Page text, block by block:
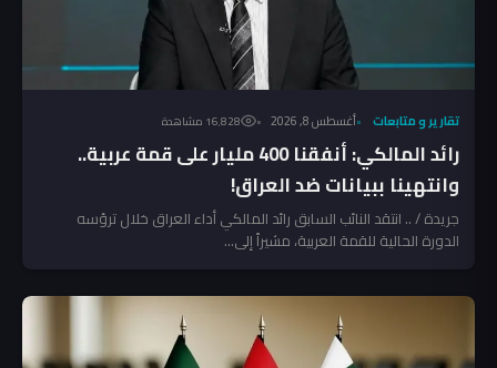
تقارير و متابعات أغسطس 8, 2026 16٬828 مشاهدة
رائد المالكي: أنفقنا 400 مليار على قمة عربية..
وانتهينا ببيانات ضد العراق!
جريدة / .. انتقد النائب السابق رائد المالكي أداء العراق خلال ترؤسه
الدورة الحالية للقمة العربية، مشيراً إلى...